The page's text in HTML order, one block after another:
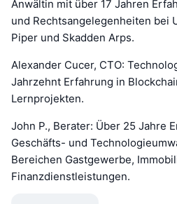
Anwältin mit über 17 Jahren
und Rechtsangelegenheiten bei
Piper und Skadden Arps.
Alexander Cucer, CTO:
Jahrzehnt Erfahrung in
Lernprojekten.
John P., Berater: Über 25 Jahre
Geschäfts- und
Bereichen Gastgewerbe,
Finanzdienstleistungen.